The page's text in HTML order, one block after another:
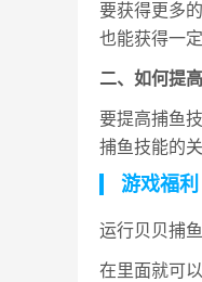
要获得更多
也能获得一
二、如何提
要提高捕鱼
捕鱼技能的关
游戏福利
运行贝贝捕
在里面就可